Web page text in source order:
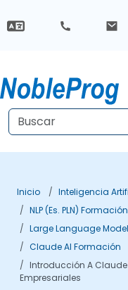
Inicio
Inteligencia
NLP (es. PLN) Formación
Large Language
Claude AI Formación
Introducción A
Empresariales